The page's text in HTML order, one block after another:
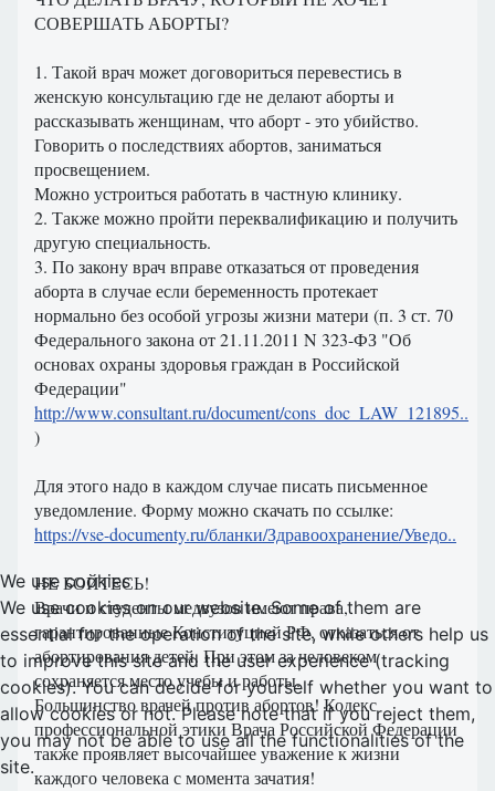
СОВЕРШАТЬ АБОРТЫ?
1. Такой врач может договориться перевестись в
женскую консультацию где не делают аборты и
рассказывать женщинам, что аборт - это убийство.
Говорить о последствиях абортов, заниматься
просвещением.
Можно устроиться работать в частную клинику.
2. Также можно пройти переквалификацию и получить
другую специальность.
3. По закону врач вправе отказаться от проведения
аборта в случае если беременность протекает
нормально без особой угрозы жизни матери (п. 3 ст. 70
Федерального закона от 21.11.2011 N 323-ФЗ "Об
основах охраны здоровья граждан в Российской
Федерации"
http://www.consultant.ru/document/cons_doc_LAW_121895..
)
Для этого надо в каждом случае писать письменное
уведомление. Форму можно скачать по ссылке:
https://vse-documenty.ru/бланки/Здравоохранение/Уведо..
НЕ БОЙТЕСЬ!
Врачи и студенты медвузов имеют права,
гарантированные Конституцией РФ, отказаться от
абортирования детей. При этом за человеком
сохраняется место учебы и работы.
Большинство врачей против абортов! Кодекс
профессиональной этики Врача Российской Федерации
также проявляет высочайшее уважение к жизни
каждого человека с момента зачатия!
We use cookies
We use cookies on our website. Some of them are
essential for the operation of the site, while others help us
to improve this site and the user experience (tracking
cookies). You can decide for yourself whether you want to
allow cookies or not. Please note that if you reject them,
you may not be able to use all the functionalities of the
site.